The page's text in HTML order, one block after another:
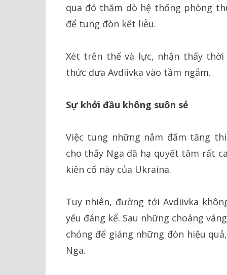
qua đó thăm dò hệ thống phòng
để tung đòn kết liễu.
Xét trên thế và lực, nhận thấy
thức đưa Avdiivka vào tầm ngắm.
Sự khởi đầu không suôn sẻ
Việc tung những nắm đấm tăng
cho thấy Nga đã hạ quyết tâm rất
kiên cố này của Ukraina.
Tuy nhiên, đường tới Avdiivka
yếu đáng kể. Sau những choáng
chóng để giáng những đòn hiệu
Nga.